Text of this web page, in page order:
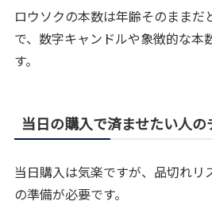
ロウソクの本数は年齢そのままだ
で、数字キャンドルや象徴的な本
す。
当日の購入で済ませたい人の
当日購入は気楽ですが、品切れリ
の準備が必要です。